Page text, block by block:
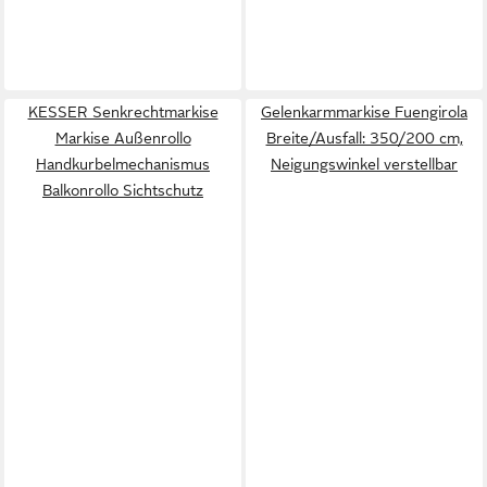
KESSER Senkrechtmarkise
Markise Außenrollo
Handkurbelmechanismus
Balkonrollo Sichtschutz
Gelenkarmmarkise Fuengirola
Breite/Ausfall: 350/200 cm,
Neigungswinkel verstellbar